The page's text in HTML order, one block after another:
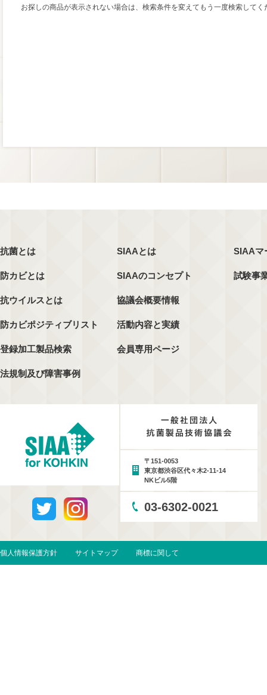
お探しの商品が表示されない場合は、検索条件を変えてもう一度検索してく
抗菌とは
防カビとは
抗ウイルスとは
防カビポジティブリスト
登録加工製品検索
法規制及び障害事例
SIAAとは
SIAAのコンセプト
協議会概要情報
活動内容と実績
会員専用ページ
SIAAマ
試験事
〒151-0053
東京都渋谷区代々木2-11-14
NKビル5階
03-6302-0021
個人情報保護方針 サイトマップ 商標に関して